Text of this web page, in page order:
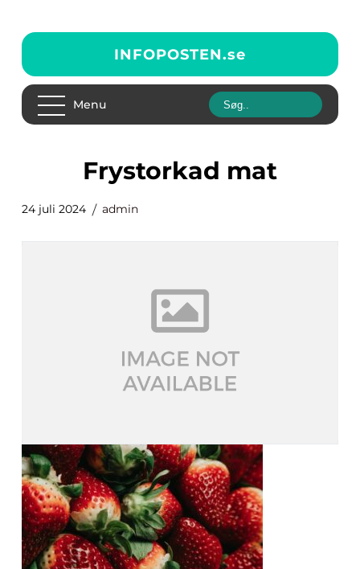
INFOPOSTEN.se
Menu
frystorkad mat
24 juli 2024 admin